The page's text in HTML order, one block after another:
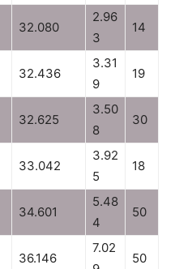
32.080
2.96
3
14
32.436
3.31
9
19
32.625
3.50
8
30
33.042
3.92
5
18
34.601
5.48
4
50
36.146
7.02
50